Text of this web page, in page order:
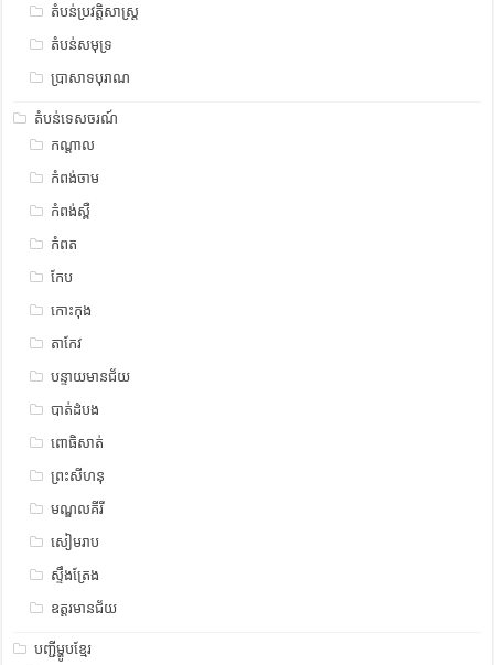
តំបន់ប្រវត្តិសាស្រ្ត
តំបន់សមុទ្រ
ប្រាសាទបុរាណ
តំបន់ទេសចរណ៍
កណ្តាល
កំពង់ចាម
កំពង់ស្ពឺ
កំពត
កែប
កោះកុង
តាកែវ
បន្ទាយមានជ័យ
បាត់ដំបង
ពោធិសាត់
ព្រះសីហនុ
មណ្ឌលគីរី
សៀមរាប
ស្ទឹង​​ត្រែង
ឧត្ដរមានជ័យ
បញ្ជីម្ហូបខ្មែរ